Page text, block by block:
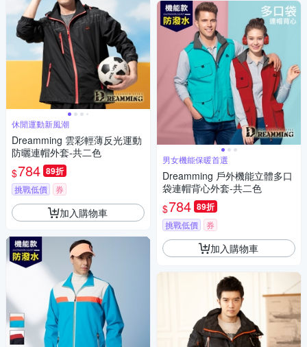
休閒運動新風潮
Dreamming 雲彩輕薄反光運動
防曬連帽外套-共二色
$784 89折
挑戰低價 券
加入購物車
男女機能保暖首選
Dreamming 戶外機能立體多口
袋連帽背心外套-共二色
$784 89折
挑戰低價 券
加入購物車